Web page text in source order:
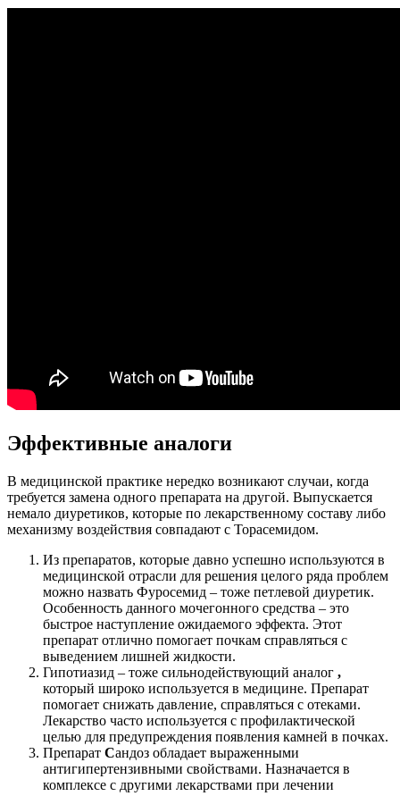
Эффективные аналоги
В медицинской практике нередко возникают случаи, когда
требуется замена одного препарата на другой. Выпускается
немало диуретиков, которые по лекарственному составу либо
механизму воздействия совпадают с Торасемидом.
Из препаратов, которые давно успешно используются в
медицинской отрасли для решения целого ряда проблем
можно назвать Фуросемид – тоже петлевой диуретик.
Особенность данного мочегонного средства – это
быстрое наступление ожидаемого эффекта. Этот
препарат отлично помогает почкам справляться с
выведением лишней жидкости.
Гипотиазид – тоже сильнодействующий аналог ,
который широко используется в медицине. Препарат
помогает снижать давление, справляться с отеками.
Лекарство часто используется с профилактической
целью для предупреждения появления камней в почках.
Препарат Сандоз обладает выраженными
антигипертензивными свойствами. Назначается в
комплексе с другими лекарствами при лечении